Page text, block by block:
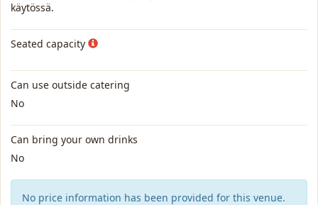
käytössä.
Seated capacity
Can use outside catering
No
Can bring your own drinks
No
No price information has been provided for this venue.